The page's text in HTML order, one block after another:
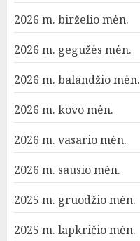
2026 m. birželio mėn.
2026 m. gegužės mėn.
2026 m. balandžio mėn.
2026 m. kovo mėn.
2026 m. vasario mėn.
2026 m. sausio mėn.
2025 m. gruodžio mėn.
2025 m. lapkričio mėn.